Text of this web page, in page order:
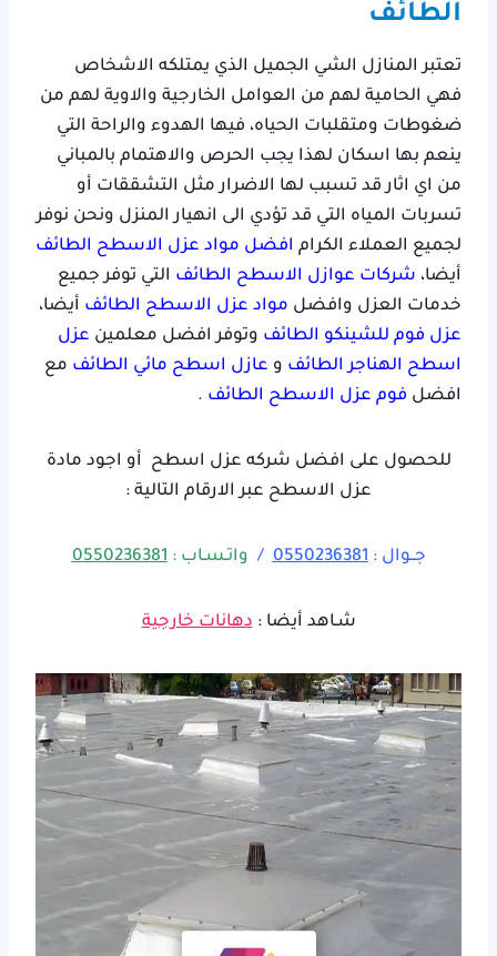
الطائف
تعتبر المنازل الشي الجميل الذي يمتلكه الاشخاص
فهي الحامية لهم من العوامل الخارجية والاوية لهم من
ضغوطات ومتقلبات الحياه، فيها الهدوء والراحة التي
ينعم بها اسكان لهذا يجب الحرص والاهتمام بالمباني
من اي اثار قد تسبب لها الاضرار مثل التشققات أو
تسربات المياه التي قد تؤدي الى انهيار المنزل ونحن نوفر
لجميع العملاء الكرام افضل مواد عزل الاسطح الطائف
أيضا، شركات عوازل الاسطح الطائف التي توفر جميع
خدمات العزل وافضل مواد عزل الاسطح الطائف أيضا،
عزل فوم للشينكو الطائف وتوفر افضل معلمين عزل
اسطح الهناجر الطائف و عازل اسطح مائي الطائف مع
افضل فوم عزل الاسطح الطائف .
للحصول على افضل شركه عزل اسطح أو اجود مادة
عزل الاسطح عبر الارقام التالية :
جــوال :0550236381
/ واتـسـاب :0550236381
شـاهد أيضا :دهانات خارجية